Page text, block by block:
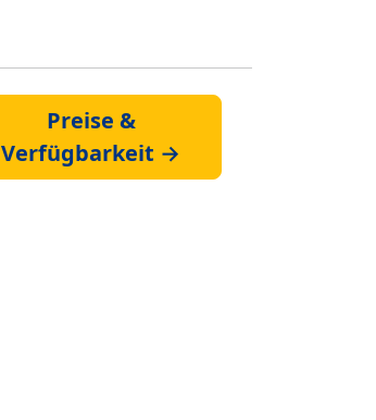
Preise &
Verfügbarkeit →